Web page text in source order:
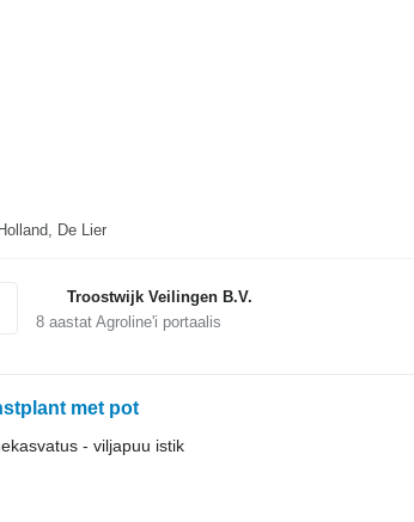
Holland, De Lier
Troostwijk Veilingen B.V.
8aastat Agroline'i portaalis
met pot
- viljapuu istik